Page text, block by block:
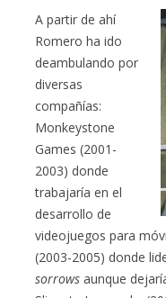
A partir de ahí
Romero ha ido
deambulando por
diversas
compañías:
Monkeystone
Games (2001-
2003) donde
trabajaría en el
desarrollo de
videojuegos para
(2003-2005) donde
sorrowsaunque